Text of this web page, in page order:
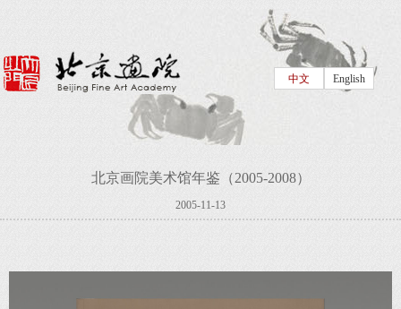
English
中文
北京画院美术馆年鉴（2005-2008）
2005-11-13